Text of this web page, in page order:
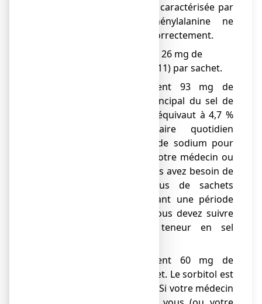
maladie génétique rare caractérisée par
l’accumulation de phénylalanine ne
pouvant être éliminée correctement.
Ce médicament contient 26 mg de
benzoate de sodium (E211) par sachet.
Ce médicament contient 93 mg de
sodium (composant principal du sel de
Cela équivaut à 4,7 %
de l'apport alimentaire quotidien
maximal recommandé de sodium pour
un adulte. Parlez-en à votre médecin ou
votre pharmacien si vous avez besoin de
4 sachets ou de plus de sachets
quotidiennement pendant une période
prolongée, surtout si vous devez suivre
un régime à faible teneur en sel
Ce médicament contient 60 mg de
sachet. Le sorbitol est
une source de fructose. Si votre médecin